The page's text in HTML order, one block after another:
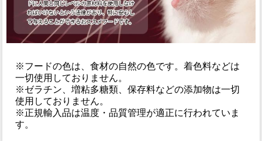
※フードの色は、食材の自然の色です。着色料などは
一切使用しておりません。
※ゼラチン、増粘多糖類、保存料などの添加物は一切
使用しておりません。
※正規輸入品は温度・品質管理が適正に行われていま
す。